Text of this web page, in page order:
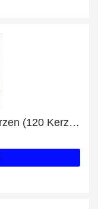
23% Rabatt auf 24x 5er Herzkerzen (120 Kerzen)